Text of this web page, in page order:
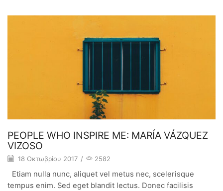
PEOPLE WHO INSPIRE ME: MARÍA VÁZQUEZ
VIZOSO
18 Οκτωβρίου 2017 / 2582
Etiam nulla nunc, aliquet vel metus nec, scelerisque
tempus enim. Sed eget blandit lectus. Donec facilisis